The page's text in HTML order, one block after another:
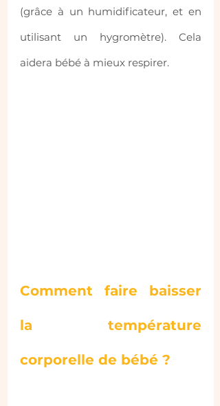
(grâce à un humidificateur, et en
utilisant un hygromètre). Cela
aidera bébé à mieux respirer.
Comment faire baisser
la température
corporelle de bébé ?